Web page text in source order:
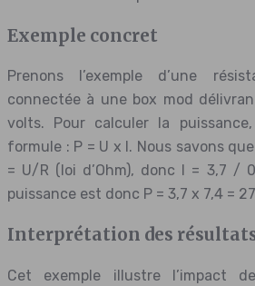
Exemple concret
Prenons l’exemple d’une
connectée à une box mod
volts. Pour calculer la
formule : P = U x I. Nous savons
= U/R (loi d’Ohm), donc I = 3,7 /
puissance est donc P = 3,7 x 7,4 =
Interprétation des
Cet exemple illustre l’impact